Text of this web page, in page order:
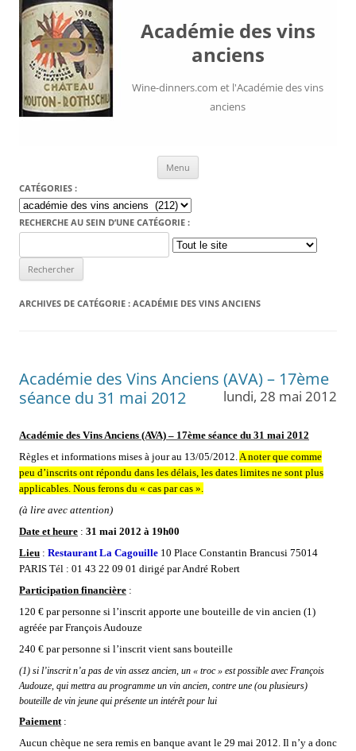
Académie des vins
anciens
Wine-dinners.com et l'Académie des vins
anciens
Menu
CATÉGORIES :
Catégories
:
RECHERCHE AU SEIN D’UNE CATÉGORIE :
for:
ARCHIVES DE CATÉGORIE : ACADÉMIE DES VINS ANCIENS
Académie des Vins Anciens (AVA) – 17ème
séance du 31 mai 2012
lundi, 28 mai 2012
Académie des Vins Anciens (AVA) – 17ème séance du 31 mai 2012
Règles et informations mises à jour au 13/05/2012. A noter que comme
peu d’inscrits ont répondu dans les délais, les dates limites ne sont plus
applicables. Nous ferons du « cas par cas ».
(à lire avec attention)
Date et heure : 31 mai 2012 à 19h00
Lieu : Restaurant La Cagouille 10 Place Constantin Brancusi 75014
PARIS Tél : 01 43 22 09 01 dirigé par André Robert
Participation financière :
120 € par personne si l’inscrit apporte une bouteille de vin ancien (1)
agréée par François Audouze
240 € par personne si l’inscrit vient sans bouteille
(1) si l’inscrit n’a pas de vin assez ancien, un « troc » est possible avec François
Audouze, qui mettra au programme un vin ancien, contre une (ou plusieurs)
bouteille de vin jeune qui présente un intérêt pour lui
Paiement :
Aucun chèque ne sera remis en banque avant le 29 mai 2012. Il n’y a donc